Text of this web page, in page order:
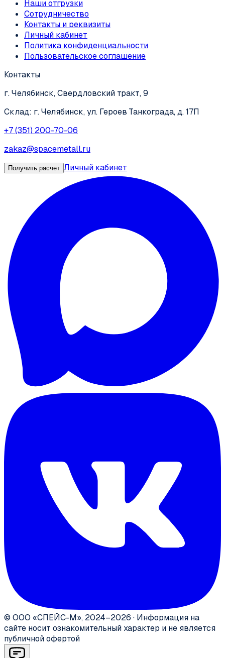
Наши отгрузки
Сотрудничество
Контакты и реквизиты
Личный кабинет
Политика конфиденциальности
Пользовательское соглашение
Контакты
г. Челябинск, Свердловский тракт, 9
Склад: г. Челябинск, ул. Героев Танкограда, д. 17П
+7 (351) 200-70-06
zakaz@spacemetall.ru
Получить расчет Личный кабинет
© ООО «СПЕЙС-М», 2024–2026 · Информация на
сайте носит ознакомительный характер и не является
публичной офертой